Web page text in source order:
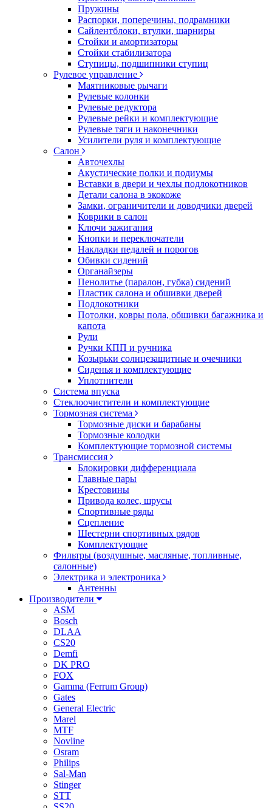
Пружины
Распорки, поперечины, подрамники
Сайлентблоки, втулки, шарниры
Стойки и амортизаторы
Стойки стабилизатора
Ступицы, подшипники ступиц
Рулевое управление
Маятниковые рычаги
Рулевые колонки
Рулевые редуктора
Рулевые рейки и комплектующие
Рулевые тяги и наконечники
Усилители руля и комплектующие
Салон
Авточехлы
Акустические полки и подиумы
Вставки в двери и чехлы подлокотников
Детали салона в экокоже
Замки, ограничители и доводчики дверей
Коврики в салон
Ключи зажигания
Кнопки и переключатели
Накладки педалей и порогов
Обивки сидений
Органайзеры
Пенолитье (паралон, губка) сидений
Пластик салона и обшивки дверей
Подлокотники
Потолки, ковры пола, обшивки багажника и
капота
Рули
Ручки КПП и ручника
Козырьки солнцезащитные и очечники
Сиденья и комплектующие
Уплотнители
Система впуска
Стеклоочистители и комплектующие
Тормозная система
Тормозные диски и барабаны
Тормозные колодки
Комплектующие тормозной системы
Трансмиссия
Блокировки дифференциала
Главные пары
Крестовины
Привода колес, шрусы
Спортивные ряды
Сцепление
Шестерни спортивных рядов
Комплектующие
Фильтры (воздушные, масляные, топливные,
салонные)
Электрика и электроника
Антенны
Производители
ASM
Bosch
DLAA
CS20
Demfi
DK PRO
FOX
Gamma (Ferrum Group)
Gates
General Electric
Marel
MTF
Novline
Osram
Philips
Sal-Man
Stinger
STT